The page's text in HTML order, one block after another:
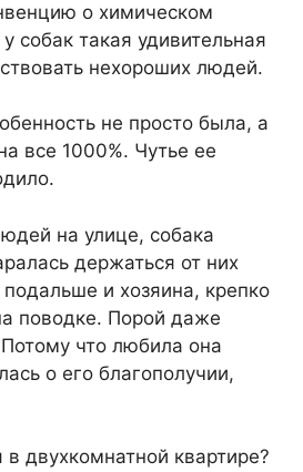
о химическом
собак такая удивительная
нехороших людей.
не просто была, а
все 1000%. Чутье ее
на улице, собака
держаться от них
и хозяина, крепко
поводке. Порой даже
что любила она
о его благополучии,
в двухкомнатной квартире?